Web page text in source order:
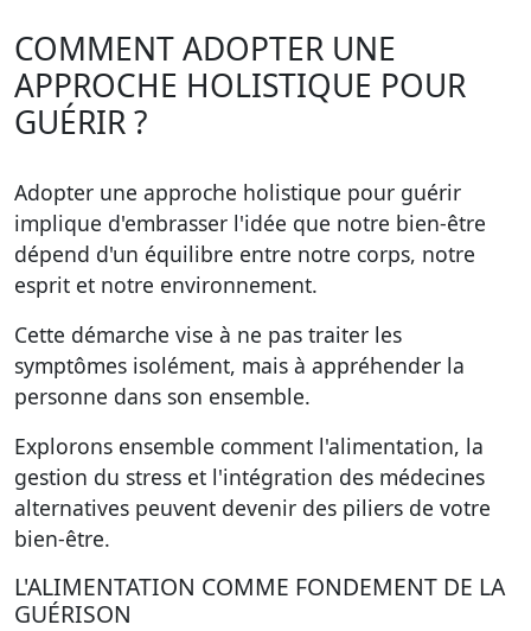
COMMENT ADOPTER UNE
APPROCHE HOLISTIQUE POUR
GUÉRIR ?
Adopter une approche holistique pour guérir
implique d'embrasser l'idée que notre bien-être
dépend d'un équilibre entre notre corps, notre
esprit et notre environnement.
Cette démarche vise à ne pas traiter les
symptômes isolément, mais à appréhender la
personne dans son ensemble.
Explorons ensemble comment l'alimentation, la
gestion du stress et l'intégration des médecines
alternatives peuvent devenir des piliers de votre
bien-être.
L'ALIMENTATION COMME FONDEMENT DE LA
GUÉRISON